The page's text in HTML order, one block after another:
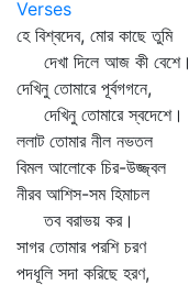
Verses
হে বিশ্বদেব, মোর কাছে তুমি
দেখা দিলে আজ কী বেশে।
দেখিনু তোমারে পূর্বগগনে,
দেখিনু তোমারে স্বদেশে।
ললাট তোমার নীল নভতল
বিমল আলোকে চির-উজ্জ্বল
নীরব আশিস-সম হিমাচল
তব বরাভয় কর।
সাগর তোমার পরশি চরণ
পদধূলি সদা করিছে হরণ,